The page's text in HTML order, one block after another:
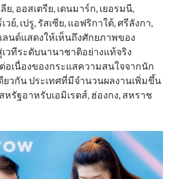
ย, ออสเตรีย, เดนมาร์ก, เยอรมนี,
ย์, เปรู, รัสเซีย, แอฟริกาใต้, ศรีลังกา,
ลนด์แสดงให้เห็นถึงศักยภาพของ
วทีระดับนานาชาติอย่างแท้จริง
อเนื่องของกระแสความสนใจจากนัก
วกัน ประเทศที่มีจำนวนผลงานเพิ่มขึ้น
หรัฐอาหรับเอมิเรตส์, ฮ่องกง, สหราช